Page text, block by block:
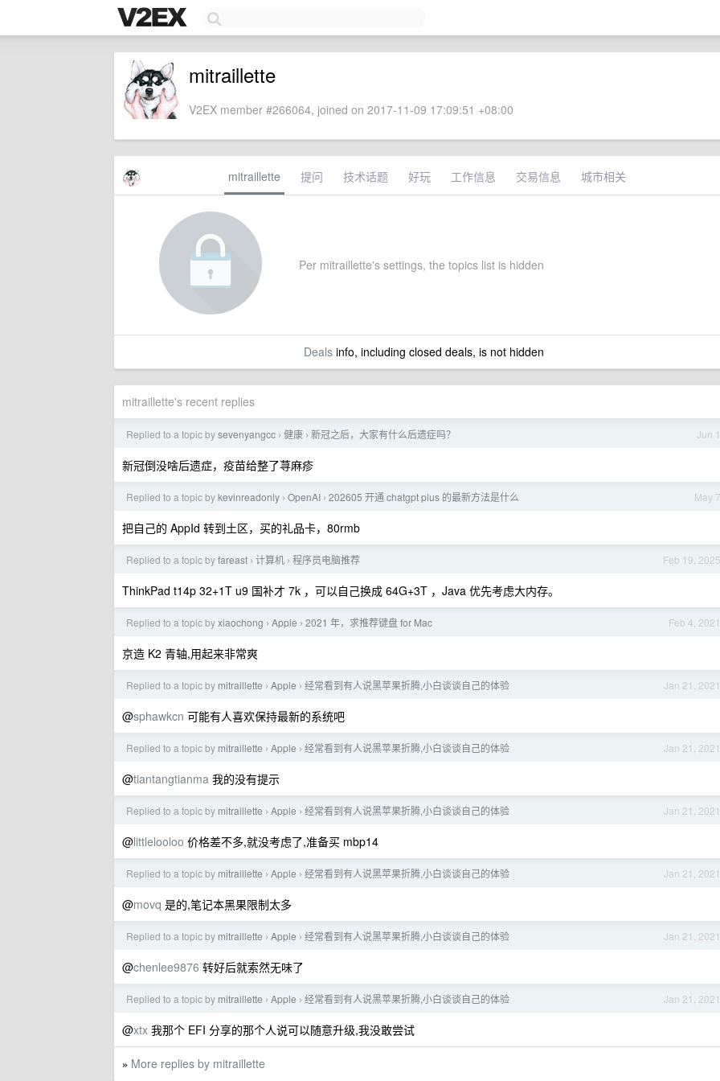
mitraillette
V2EX member #266064, joined on 2017-11-09 17:09:51 +08:00
mitraillette 提问 技术话题 好玩 工作信息 交易信息 城市相关
Per mitraillette's settings, the topics list is hidden
Dealsinfo, including closed deals, is not hidden
mitraillette's recent replies
Jun 1
Replied to a topic bysevenyangcc › 健康 › 新冠之后，大家有什么后遗症吗？
新冠倒没啥后遗症，疫苗给整了荨麻疹
May 7
Replied to a topic bykevinreadonly › OpenAI › 202605 开通 chatgpt plus 的最新方法是什么
把自己的 AppId 转到土区，买的礼品卡，80rmb
Feb 19, 2025
Replied to a topic byfareast › 计算机 › 程序员电脑推荐
ThinkPad t14p 32+1T u9 国补才 7k ，可以自己换成 64G+3T ，Java 优先考虑大内存。
Feb 4, 2021
Replied to a topic byxiaochong › Apple › 2021 年，求推荐键盘 for Mac
京造 K2 青轴,用起来非常爽
Jan 21, 2021
Replied to a topic by mitraillette › Apple › 经常看到有人说黑苹果折腾,小白谈谈自己的体验
@sphawkcn 可能有人喜欢保持最新的系统吧
Jan 21, 2021
Replied to a topic by mitraillette › Apple › 经常看到有人说黑苹果折腾,小白谈谈自己的体验
@tiantangtianma 我的没有提示
Jan 21, 2021
Replied to a topic by mitraillette › Apple › 经常看到有人说黑苹果折腾,小白谈谈自己的体验
@littlelooloo 价格差不多,就没考虑了,准备买 mbp14
Jan 21, 2021
Replied to a topic by mitraillette › Apple › 经常看到有人说黑苹果折腾,小白谈谈自己的体验
@movq 是的,笔记本黑果限制太多
Jan 21, 2021
Replied to a topic by mitraillette › Apple › 经常看到有人说黑苹果折腾,小白谈谈自己的体验
@chenlee9876 转好后就索然无味了
Jan 21, 2021
Replied to a topic by mitraillette › Apple › 经常看到有人说黑苹果折腾,小白谈谈自己的体验
@xtx 我那个 EFI 分享的那个人说可以随意升级,我没敢尝试
» More replies by mitraillette